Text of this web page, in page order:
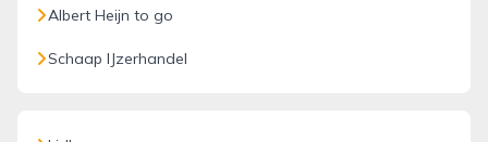
Albert Heijn to go
Schaap IJzerhandel